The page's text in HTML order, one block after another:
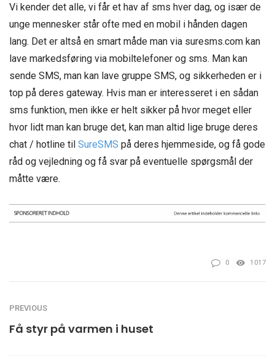
Vi kender det alle, vi får et hav af sms hver dag, og især de
unge mennesker står ofte med en mobil i hånden dagen
lang. Det er altså en smart måde man via suresms.com kan
lave markedsføring via mobiltelefoner og sms. Man kan
sende SMS, man kan lave gruppe SMS, og sikkerheden er i
top på deres gateway. Hvis man er interesseret i en sådan
sms funktion, men ikke er helt sikker på hvor meget eller
hvor lidt man kan bruge det, kan man altid lige bruge deres
chat / hotline til SureSMS på deres hjemmeside, og få gode
råd og vejledning og få svar på eventuelle spørgsmål der
måtte være.
0 1017
PREVIOUS
Få styr på varmen i huset